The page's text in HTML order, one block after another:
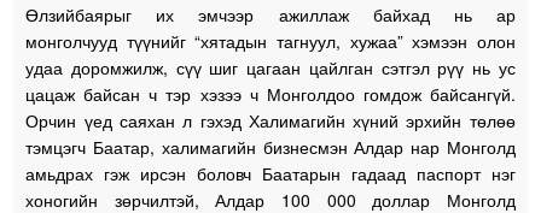
Өлзийбаярыг их эмчээр ажиллаж байхад нь ар
монголчууд түүнийг “хятадын тагнуул, хужаа” хэмээн олон
удаа доромжилж, сүү шиг цагаан цайлган сэтгэл рүү нь ус
цацаж байсан ч тэр хэзээ ч Монголдоо гомдож байсангүй.
Орчин үед саяхан л гэхэд Халимагийн хүний эрхийн төлөө
тэмцэгч Баатар, халимагийн бизнесмэн Алдар нар Монголд
амьдрах гэж ирсэн боловч Баатарын гадаад паспорт нэг
хоногийн зөрчилтэй, Алдар 100 000 доллар Монголд